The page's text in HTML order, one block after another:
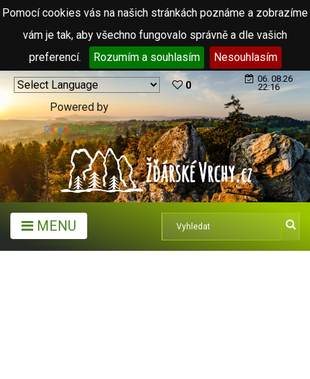
Pomocí cookies vás na našich stránkách poznáme a zobrazíme
vám je tak, aby všechno fungovalo správně a dle vašich
preferencí.
Rozumím a souhlasím Nesouhlasím
Powered by
Translate
0
06. 08.26
22:16
MENU